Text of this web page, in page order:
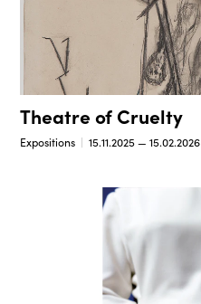
Theatre of Cruelty
Expositions 15.11.2025 — 15.02.2026